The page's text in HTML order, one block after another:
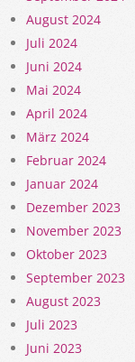
August 2024
Juli 2024
Juni 2024
Mai 2024
April 2024
März 2024
Februar 2024
Januar 2024
Dezember 2023
November 2023
Oktober 2023
September 2023
August 2023
Juli 2023
Juni 2023